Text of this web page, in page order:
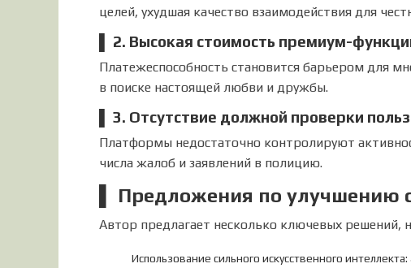
целей, ухудшая качество взаимодействия для
▌ 2. Высокая стоимость премиум-
Платежеспособность становится барьером для
в поиске настоящей любви и дружбы.
▌ 3. Отсутствие должной проверки
Платформы недостаточно контролируют
числа жалоб и заявлений в полицию.
▌ Предложения по улучшению
Автор предлагает несколько ключевых решений,
Использование сильного искусственного